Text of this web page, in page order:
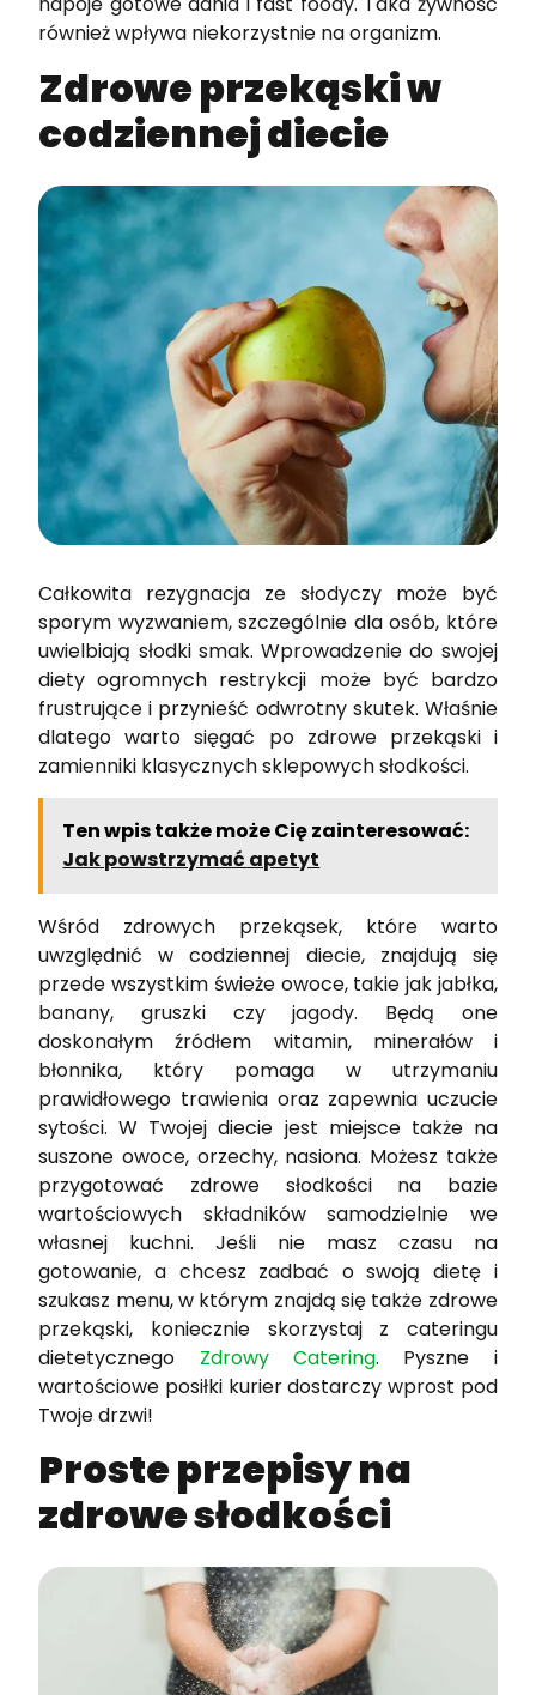
również wpływa niekorzystnie na organizm.
Zdrowe przekąski w
codziennej diecie
Całkowita rezygnacja ze słodyczy może być
sporym wyzwaniem, szczególnie dla osób, które
uwielbiają słodki smak. Wprowadzenie do swojej
diety ogromnych restrykcji może być bardzo
frustrujące i przynieść odwrotny skutek. Właśnie
dlatego warto sięgać po zdrowe przekąski i
zamienniki klasycznych sklepowych słodkości.
Ten wpis także może Cię zainteresować:
Jak powstrzymać apetyt
Wśród zdrowych przekąsek, które warto
uwzględnić w codziennej diecie, znajdują się
przede wszystkim świeże owoce, takie jak jabłka,
banany, gruszki czy jagody. Będą one
doskonałym źródłem witamin, minerałów i
błonnika, który pomaga w utrzymaniu
prawidłowego trawienia oraz zapewnia uczucie
sytości. W Twojej diecie jest miejsce także na
suszone owoce, orzechy, nasiona. Możesz także
przygotować zdrowe słodkości na bazie
wartościowych składników samodzielnie we
własnej kuchni. Jeśli nie masz czasu na
gotowanie, a chcesz zadbać o swoją dietę i
szukasz menu, w którym znajdą się także zdrowe
przekąski, koniecznie skorzystaj z cateringu
dietetycznego Zdrowy Catering. Pyszne i
wartościowe posiłki kurier dostarczy wprost pod
Twoje drzwi!
Proste przepisy na
zdrowe słodkości